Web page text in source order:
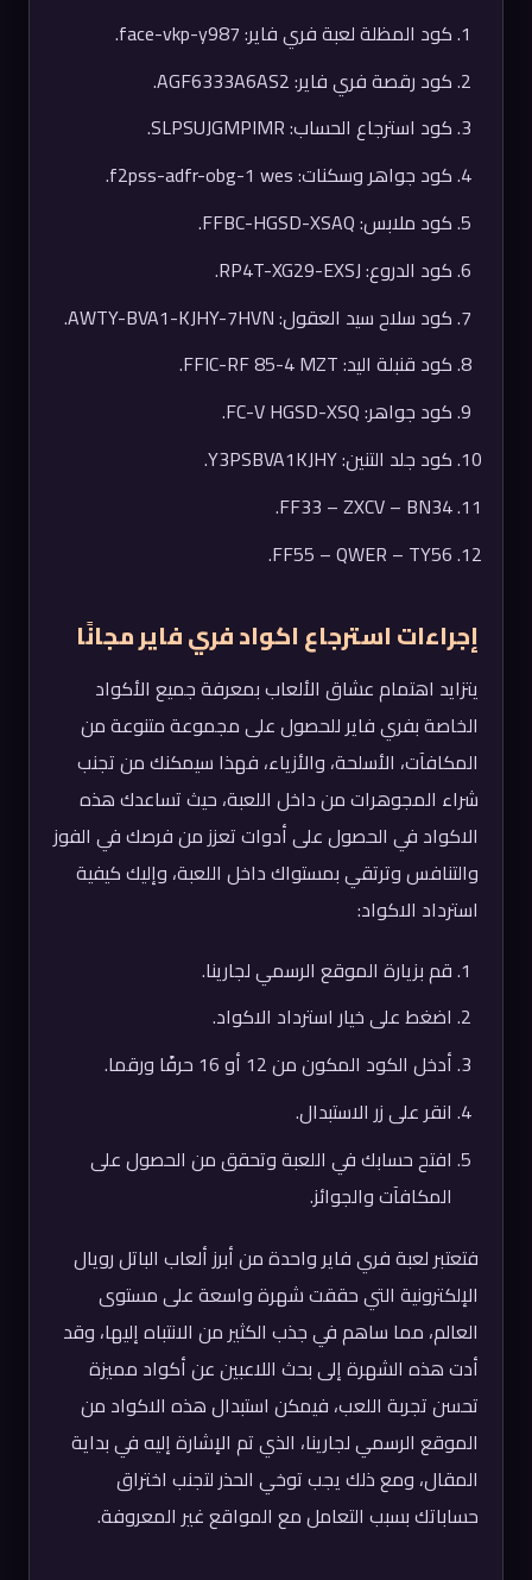
كود المظلة لعبة فري فاير: face-vkp-y987.
كود رقصة فري فاير: AGF6333A6AS2.
كود استرجاع الحساب: SLPSUJGMPIMR.
كود جواهر وسكنات: f2pss-adfr-obg-1 wes.
كود ملابس: FFBC-HGSD-XSAQ.
كود الدروع: RP4T-XG29-EXSJ.
كود سلاح سيد العقول: AWTY-BVA1-KJHY-7HVN.
كود قنبلة اليد: FFIC-RF 85-4 MZT.
كود جواهر: FC-V HGSD-XSQ.
كود جلد التنين: Y3PSBVA1KJHY.
FF33 – ZXCV – BN34.
FF55 – QWER – TY56.
إجراءات استرجاع اكواد فري فاير مجانًا
يتزايد اهتمام عشاق الألعاب بمعرفة جميع الأكواد
الخاصة بفري فاير للحصول على مجموعة متنوعة من
المكافآت، الأسلحة، والأزياء، فهذا سيمكنك من تجنب
شراء المجوهرات من داخل اللعبة، حيث تساعدك هذه
الاكواد في الحصول على أدوات تعزز من فرصك في الفوز
والتنافس وترتقي بمستواك داخل اللعبة، وإليك كيفية
استرداد الاكواد:
قم بزيارة الموقع الرسمي لجارينا.
اضغط على خيار استرداد الاكواد.
أدخل الكود المكون من 12 أو 16 حرفًا ورقما.
انقر على زر الاستبدال.
افتح حسابك في اللعبة وتحقق من الحصول على
المكافآت والجوائز.
فتعتبر لعبة فري فاير واحدة من أبرز ألعاب الباتل رويال
الإلكترونية التي حققت شهرة واسعة على مستوى
العالم، مما ساهم في جذب الكثير من الانتباه إليها، وقد
أدت هذه الشهرة إلى بحث اللاعبين عن أكواد مميزة
تحسن تجربة اللعب، فيمكن استبدال هذه الاكواد من
الموقع الرسمي لجارينا، الذي تم الإشارة إليه في بداية
المقال، ومع ذلك يجب توخي الحذر لتجنب اختراق
حساباتك بسبب التعامل مع المواقع غير المعروفة.